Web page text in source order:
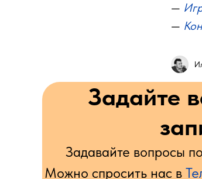
—
—
Задайте
Задавайте вопросы
Можно спросить нас в